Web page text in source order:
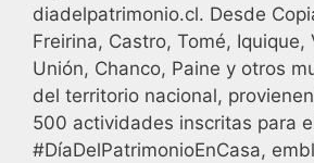
diadelpatrimonio.cl. Desde
Freirina, Castro, Tomé, Iquique,
Unión, Chanco, Paine y otros
del territorio nacional,
500 actividades inscritas para
#DíaDelPatrimonioEnCasa,